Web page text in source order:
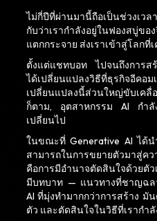
ไม่กี่ปีที่ผ่านมานี้ถือเป็นช่วงเ
กับว่าเรากำลังอยู่ในฟองสบู่
แตกกระจาย ส่งเราเข้าสู่โลก
ตั้งแต่แชทบอท ไปจนถึงการส
ได้เปลี่ยนแปลงวิธีที่ธุรกิจอี
เปลี่ยนแปลงนี้ส่วนใหญ่ขับเคลื่
ก็ตาม, อุตสาหกรรม AI กำลั
เปลี่ยนไป
ในขณะที่ Generative AI ได้น
สามารถในการขยายตัวมาสู่
คือการมีอำนาจตัดสินใจด้วยตั
มีบทบาท — แนวทางที่ชาญฉล
AI ที่มุ่งทำมากกว่าการสร้าง มั
ตัว และตัดสินใจในวิธีที่เรากำลั